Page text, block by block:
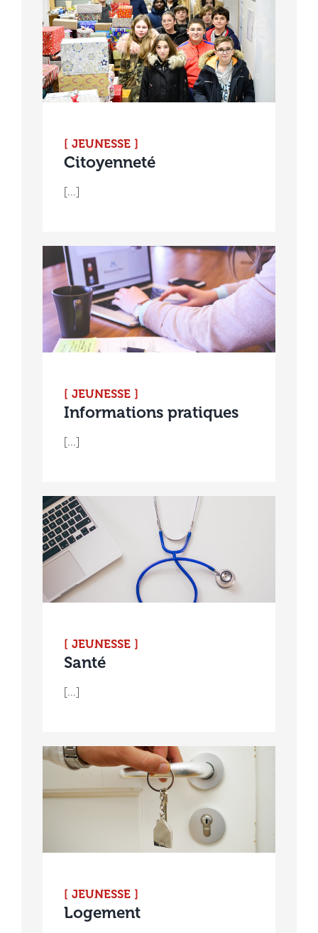
[ JEUNESSE ]
Citoyenneté
[...]
[ JEUNESSE ]
Informations pratiques
[...]
[ JEUNESSE ]
Santé
[...]
[ JEUNESSE ]
Logement